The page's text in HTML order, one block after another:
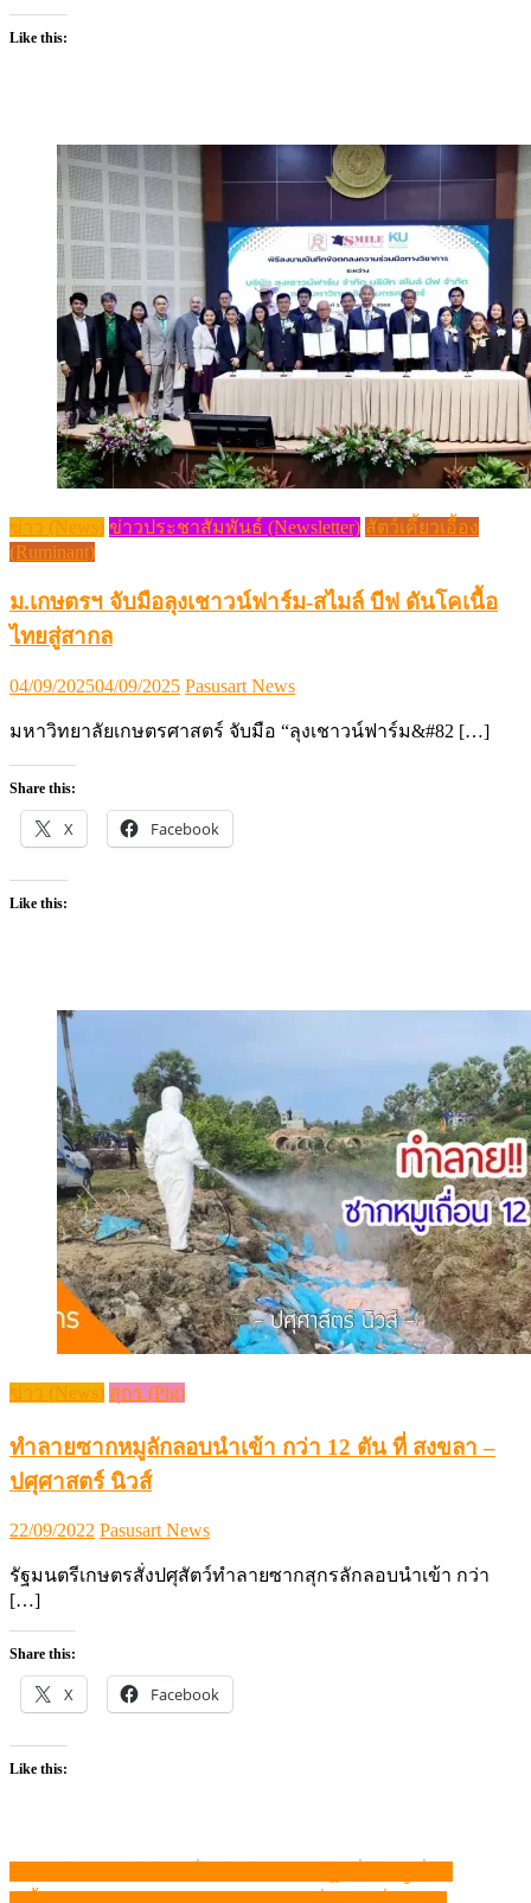
Like this:
ข่าว (News) ข่าวประชาสัมพันธ์ (Newsletter) สัตว์เคี้ยวเอื้อง
(Ruminant)
ม.เกษตรฯ จับมือลุงเชาวน์ฟาร์ม-สไมล์ บีฟ ดันโคเนื้อ
ไทยสู่สากล
Posted
04/09/202504/09/2025 Author
Pasusart News
มหาวิทยาลัยเกษตรศาสตร์ จับมือ “ลุงเชาวน์ฟาร์ม&#82 […]
Share this:
X Facebook
Like this:
ข่าว (News) สุกร (Pig)
ทำลายซากหมูลักลอบนำเข้า กว่า 12 ตัน ที่ สงขลา –
ปศุศาสตร์ นิวส์
Posted
22/09/2022 Author
Pasusart News
รัฐมนตรีเกษตรสั่งปศุสัตว์ทำลายซากสุกรลักลอบนำเข้า กว่า
[…]
Share this:
X Facebook
Like this:
แนะแนว